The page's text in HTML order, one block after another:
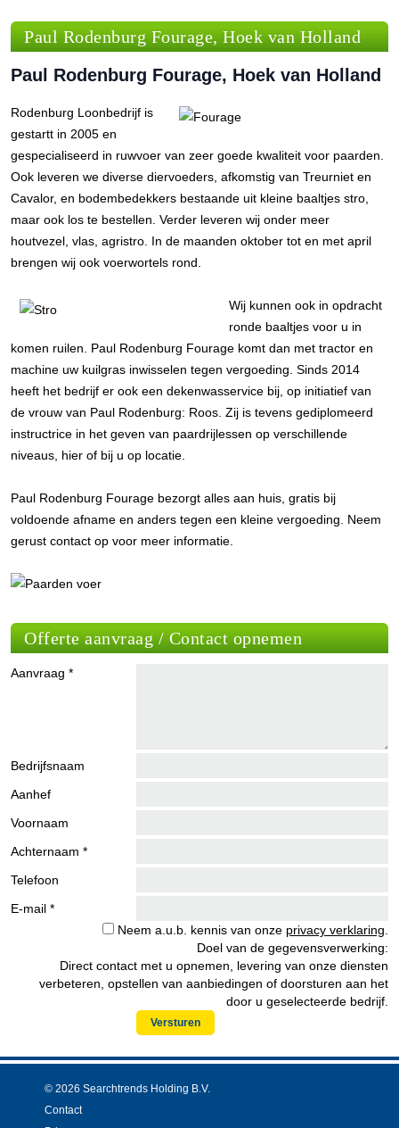
Paul Rodenburg Fourage, Hoek van Holland
Paul Rodenburg Fourage, Hoek van Holland
Rodenburg Loonbedrijf is
gestartt in 2005 en
gespecialiseerd in ruwvoer van zeer goede kwaliteit voor paarden.
Ook leveren we diverse diervoeders, afkomstig van Treurniet en
Cavalor, en bodembedekkers bestaande uit kleine baaltjes stro,
maar ook los te bestellen. Verder leveren wij onder meer
houtvezel, vlas, agristro. In de maanden oktober tot en met april
brengen wij ook voerwortels rond.
Wij kunnen ook in opdracht
ronde baaltjes voor u in
komen ruilen. Paul Rodenburg Fourage komt dan met tractor en
machine uw kuilgras inwisselen tegen vergoeding. Sinds 2014
heeft het bedrijf er ook een dekenwasservice bij, op initiatief van
de vrouw van Paul Rodenburg: Roos. Zij is tevens gediplomeerd
instructrice in het geven van paardrijlessen op verschillende
niveaus, hier of bij u op locatie.
Paul Rodenburg Fourage bezorgt alles aan huis, gratis bij
voldoende afname en anders tegen een kleine vergoeding. Neem
gerust contact op voor meer informatie.
Offerte aanvraag / Contact opnemen
Aanvraag *
Bedrijfsnaam
Aanhef
Voornaam
Achternaam *
Telefoon
E-mail *
Neem a.u.b. kennis van onze privacy verklaring
Doel van de gegevensverwerking:
Direct contact met u opnemen, levering van onze diensten
verbeteren, opstellen van aanbiedingen of doorsturen aan het
door u geselecteerde bedrijf.
Versturen
© 2026 Searchtrends Holding B.V.
Contact